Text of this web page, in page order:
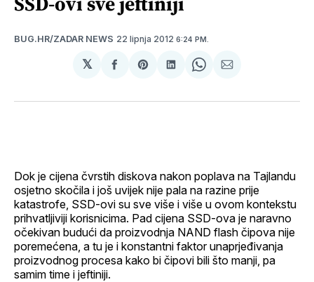
BUG.HR/ZADAR NEWS 22 lipnja 2012 6:24 PM.
𝕏
podijeliSharepodijeliSharepodijeli
Dok je cijena čvrstih diskova nakon poplava na Tajlandu
osjetno skočila i još uvijek nije pala na razine prije
katastrofe, SSD-ovi su sve više i više u ovom kontekstu
prihvatljiviji korisnicima. Pad cijena SSD-ova je naravno
očekivan budući da proizvodnja NAND flash čipova nije
poremećena, a tu je i konstantni faktor unaprjeđivanja
proizvodnog procesa kako bi čipovi bili što manji, pa
samim time i jeftiniji.